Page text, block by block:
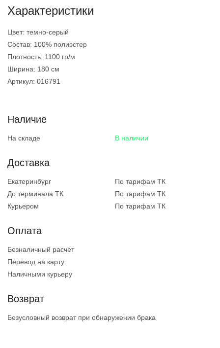
Характеристики
Цвет: темно-серый
Состав: 100% полиэстер
Плотность: 1100 гр/м
Ширина: 180 см
Артикул: 016791
Наличие
На складе В наличии
Доставка
Екатеринбург
По тарифам ТК
До терминала ТК
По тарифам ТК
Курьером
По тарифам ТК
Оплата
Безналичный расчет
Перевод на карту
Наличными курьеру
Возврат
Безусловный возврат при обнаружении брака